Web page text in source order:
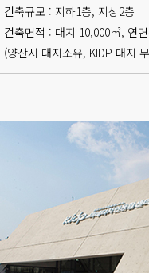
건축규모 : 지하1층, 지상2층
건축면적 : 대지 10,000㎡, 연
(양산시 대지소유, KIDP 대지